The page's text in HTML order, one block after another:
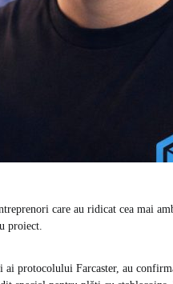
care au ridicat cea mai
proiect.
ai protocolului Farcaster, au